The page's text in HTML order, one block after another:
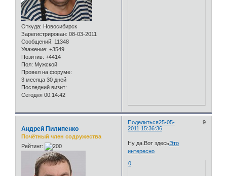
Откуда: Новосибирск
Зарегистрирован: 08-03-2011
Сообщений: 11348
Уважение: +3549
Позитив: +4414
Пол: Мужской
Провел на форуме:
3 месяца 30 дней
Последний визит:
Сегодня 00:14:42
Поделиться 9
25-05-
2011 15:36:36
Андрей Пилипенко
Почётный член содружества
Рейтинг:
Ну да.Вот здесьЭто
интересно
0